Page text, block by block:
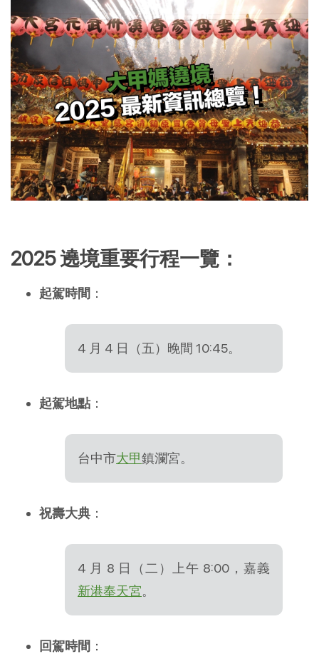
2025 遶境重要行程一覽：
起駕時間 ：
4 月 4 日（五）晚間 10:45。
起駕地點 ：
台中市大甲鎮瀾宮。
祝壽大典 ：
4 月 8 日（二）上午 8:00，嘉義
新港奉天宮。
回駕時間 ：